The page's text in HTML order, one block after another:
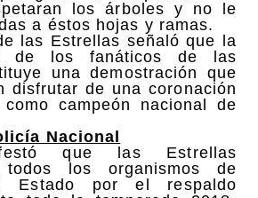
los árboles y no le
a éstos hojas y ramas.
las Estrellas señaló que la
de los fanáticos de las
una demostración que
disfrutar de una coronación
campeón nacional de
Nacional
que las Estrellas
los organismos de
Estado por el respaldo